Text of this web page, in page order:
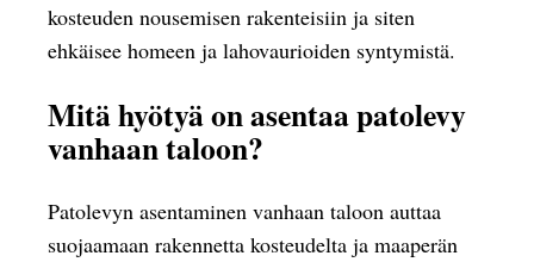
kosteuden nousemisen rakenteisiin ja siten
ehkäisee homeen ja lahovaurioiden syntymistä.
Mitä hyötyä on asentaa patolevy
vanhaan taloon?
Patolevyn asentaminen vanhaan taloon auttaa
suojaamaan rakennetta kosteudelta ja maaperän